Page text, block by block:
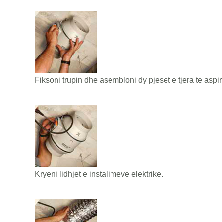
Fiksoni trupin dhe asembloni dy pjeset e tjera te
Kryeni lidhjet e instalimeve elektrike.